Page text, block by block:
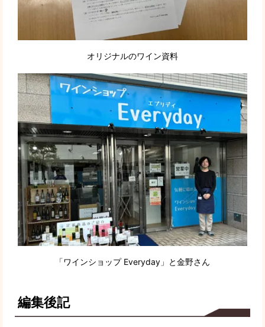
オリジナルのワイン資料
「ワインショップ Everyday」と金野さん
編集後記